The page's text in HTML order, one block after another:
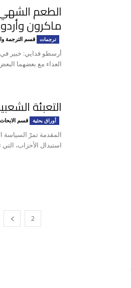
الطعم الشهي
ماكرون
ترجمات قسم الترجمة
أرسطو فدايي: خبير في
العداء مع بعضهما
التعبئة
أوراق بحثية قسم الابحاث
المقدمة تمرّ السياسة
استبدال الأحزاب،
2